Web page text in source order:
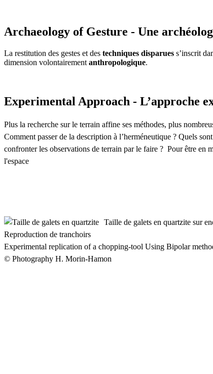
Archaeology of Gesture - Une
La restitution des gestes et des techniques disparues s’inscrit
dimension volontairement anthropologique.
Experimental Approach - L’approche
Plus la recherche sur le terrain affine ses méthodes, plus
Comment passer de la description à l’herméneutique ? Quels
confronter les observations de terrain par le faire ? Pour être en
l'espace
Taille de galets en quartzite sur
Reproduction de tranchoirs
Experimental replication of a chopping-tool Using Bipolar
© Photography H. Morin-Hamon